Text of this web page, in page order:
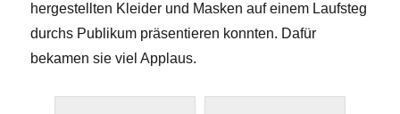
hergestellten Kleider und Masken auf einem Laufsteg
durchs Publikum präsentieren konnten. Dafür
bekamen sie viel Applaus.